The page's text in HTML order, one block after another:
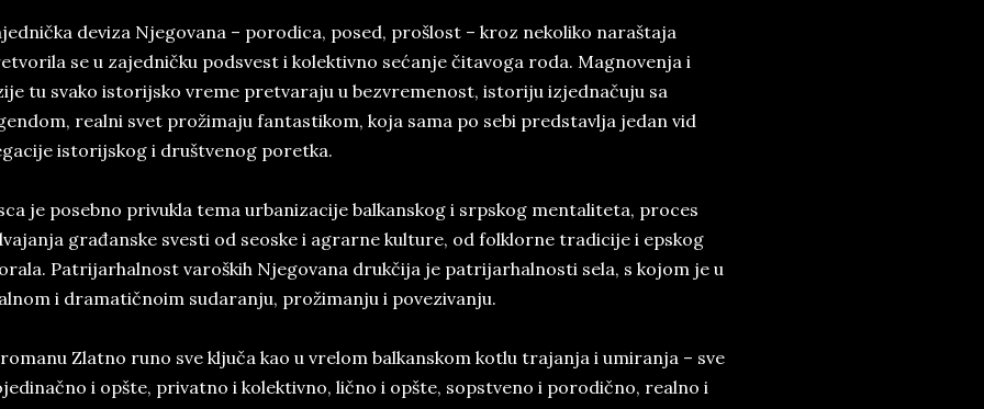
deviza Njegovana – porodica, posed, prošlost – kroz nekoliko naraštaja
se u zajedničku podsvest i kolektivno sećanje čitavoga roda. Magnovenja i
tu svako istorijsko vreme pretvaraju u bezvremenost, istoriju izjednačuju sa
realni svet prožimaju fantastikom, koja sama po sebi predstavlja jedan vid
istorijskog i društvenog poretka.
je posebno privukla tema urbanizacije balkanskog i srpskog mentaliteta, proces
građanske svesti od seoske i agrarne kulture, od folklorne tradicije i epskog
Patrijarhalnost varoških Njegovana drukčija je patrijarhalnosti sela, s kojom je u
i dramatičnoim sudaranju, prožimanju i povezivanju.
Zlatno runo sve ključa kao u vrelom balkanskom kotlu trajanja i umiranja – sve
i opšte, privatno i kolektivno, lično i opšte, sopstveno i porodično, realno i